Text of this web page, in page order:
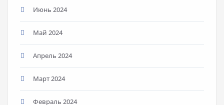
Июнь 2024
Май 2024
Апрель 2024
Март 2024
Февраль 2024